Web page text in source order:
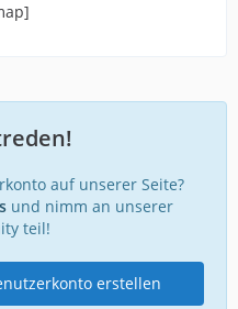
auf unserer Seite?
und nimm an unserer
teil!
erstellen